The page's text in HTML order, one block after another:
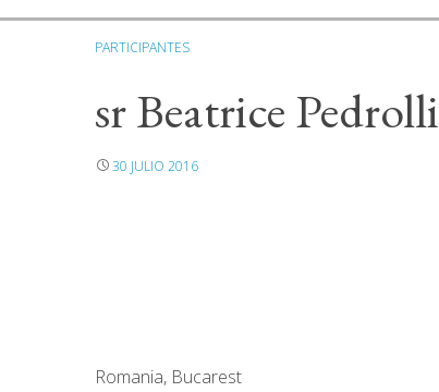
PARTICIPANTES
sr Beatrice Pedrolli
30 JULIO 2016
Romania, Bucarest